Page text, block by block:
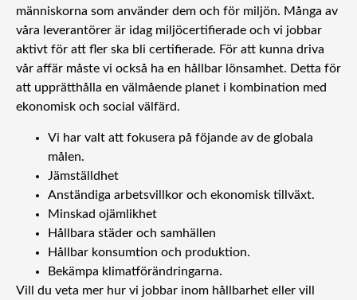
människorna som använder dem och för miljön. Många av
våra leverantörer är idag miljöcertifierade och vi jobbar
aktivt för att fler ska bli certifierade. För att kunna driva
vår affär måste vi också ha en hållbar lönsamhet. Detta för
att upprätthålla en välmående planet i kombination med
ekonomisk och social välfärd.
Vi har valt att fokusera på föjande av de globala
målen.
Jämställdhet
Anständiga arbetsvillkor och ekonomisk tillväxt.
Minskad ojämlikhet
Hållbara städer och samhällen
Hållbar konsumtion och produktion.
Bekämpa klimatförändringarna.
Vill du veta mer hur vi jobbar inom hållbarhet eller vill